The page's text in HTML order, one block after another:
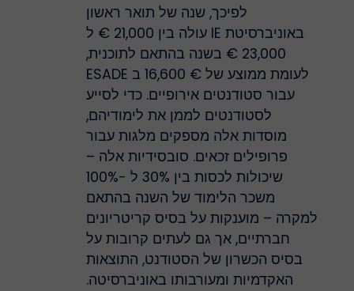
לפיכך, שנה של תואר ראשון
באוניברסיטת IE עולה בין 21,000 € ל
23,000 € בשנה בהתאם לתוכנית,
לעומת ממוצע של € 16,600 ב ESADE
עבור סטודנטים אירופיים. כדי לסייע
לסטודנטים לממן את לימודיהם,
מוסדות אלה מספקים מלגות עבור
פרופילים זכאים. סובסידיות אלה –
שיכולות לכסות בין 30% ל -100%
משכר הלימוד של השנה בהתאם
למקרה – מוענקות על בסיס קריטריונים
חברתיים, אך גם לעתים קרובות על
בסיס הכשרון של הסטודנט, התוצאות
האקדמיות ומעורבותו באוניברסיטה.